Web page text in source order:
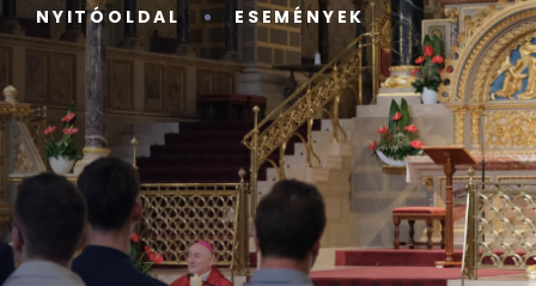
NYITÓOLDAL ESEMÉNYEK